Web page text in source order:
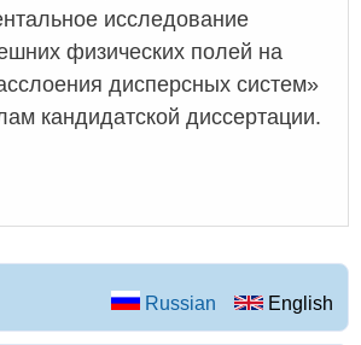
исследование
физических полей на
дисперсных систем»
кандидатской диссертации.
Russian English